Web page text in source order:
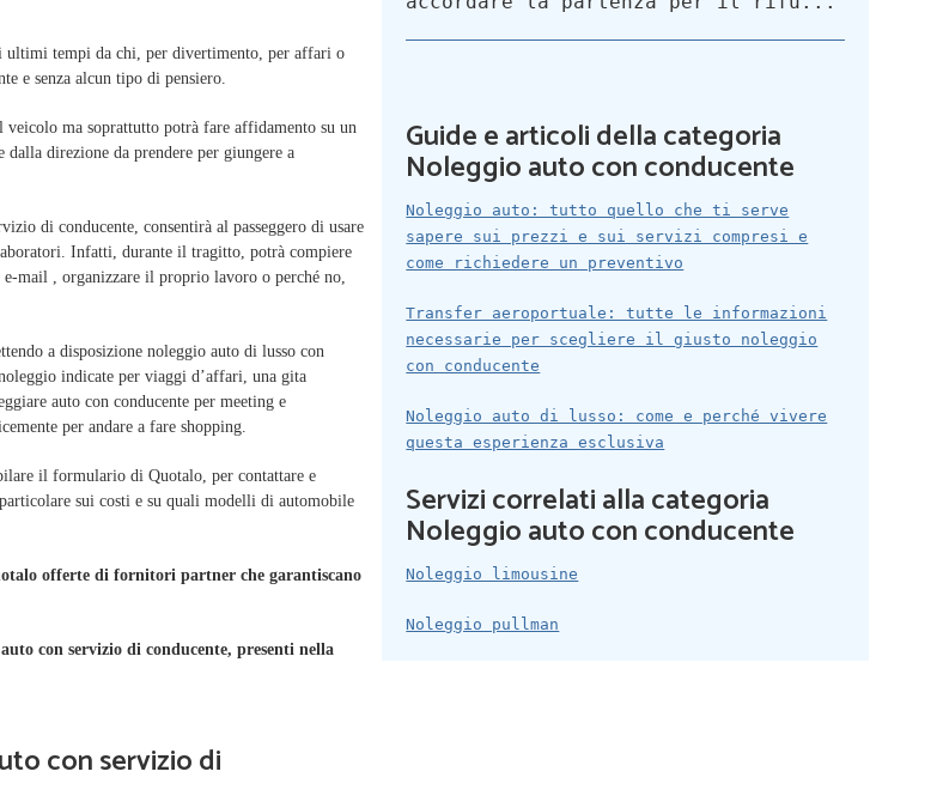
ultimi tempi da chi, per divertimento, per affari o
e senza alcun tipo di pensiero.
ma soprattutto potrà fare affidamento su un
dalla direzione da prendere per giungere a
di conducente, consentirà al passeggero di usare
Infatti, durante il tragitto, potrà compiere
mail , organizzare il proprio lavoro o perché no,
a disposizione noleggio auto di lusso con
indicate per viaggi d’affari, una gita
auto con conducente per meeting e
per andare a fare shopping.
il formulario di Quotalo, per contattare e
sui costi e su quali modelli di automobile
offerte di fornitori partner che garantiscano
con servizio di conducente, presenti nella
con servizio di
Guide e articoli della categoria
Noleggio auto con conducente
Noleggio auto: tutto quello che ti serve
sapere sui prezzi e sui servizi compresi e
come richiedere un preventivo
Transfer aeroportuale: tutte le informazioni
necessarie per scegliere il giusto noleggio
con conducente
Noleggio auto di lusso: come e perché vivere
questa esperienza esclusiva
Servizi correlati alla categoria
Noleggio auto con conducente
Noleggio limousine
Noleggio pullman